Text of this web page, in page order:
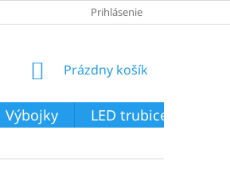
Prihlásenie
NÁKUPNÝ
Prázdny košík
Výbojky LED trubice